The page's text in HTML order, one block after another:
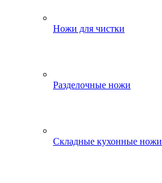
Ножи для чистки
Разделочные ножи
Складные кухонные ножи